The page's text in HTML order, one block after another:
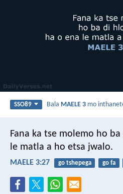
SSO89 Bala MAELE 3 mo
Fana ka tse molemo ho
le matla a ho etsa jwalo.
MAELE 3:27 go tshepega go fa